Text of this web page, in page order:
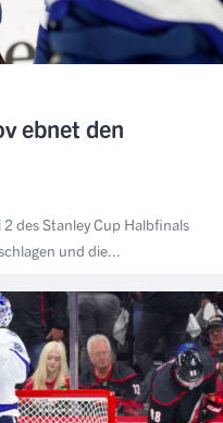
ebnet den
des Stanley Cup Halbfinals
und die...